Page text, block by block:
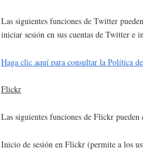
Las siguientes funciones de Twitter
iniciar sesión en sus cuentas de Twitter e
Haga clic aquí para consultar la Política
Flickr
Las siguientes funciones de Flickr
Inicio de sesión en Flickr (permite a los